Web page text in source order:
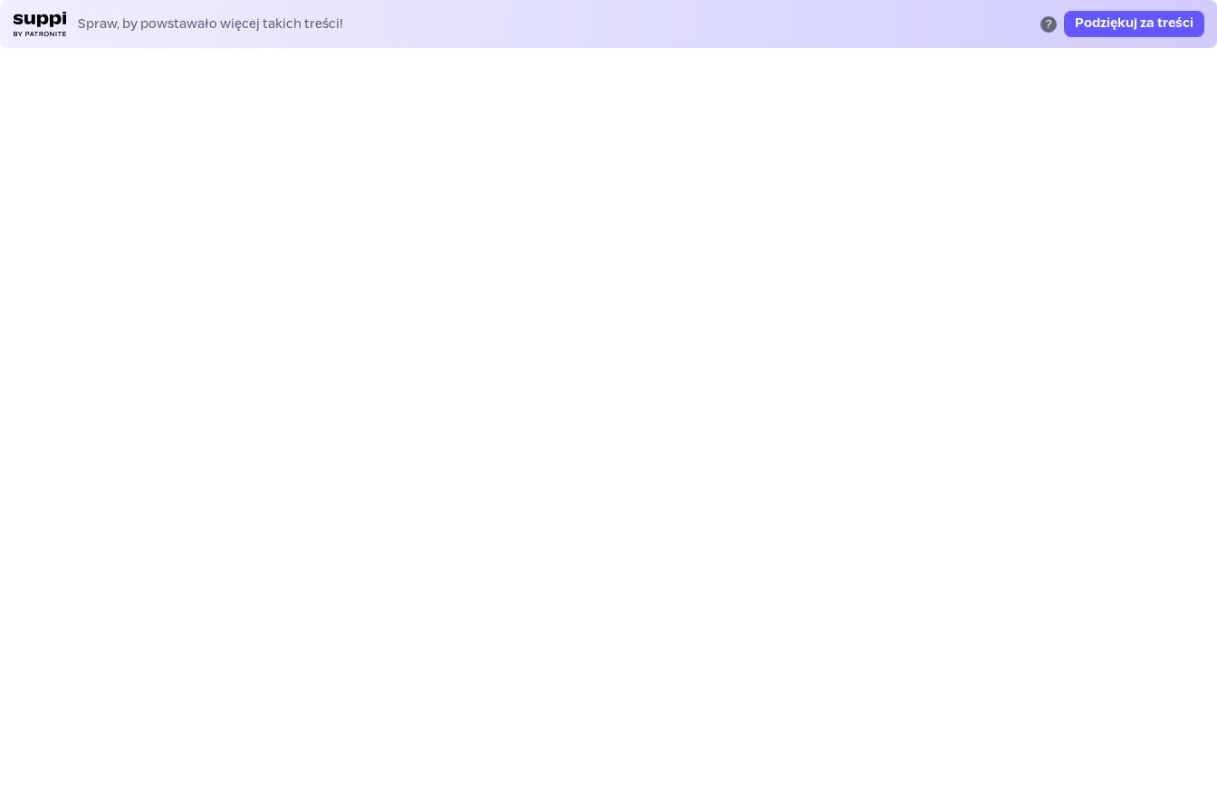
Spraw, by powstawało więcej takich treści! ? Podziękuj za treści